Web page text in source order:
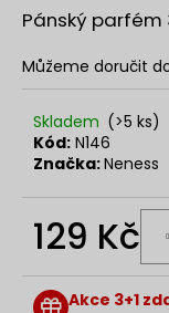
z
5Pánský parfém
Můžeme doručit
Skladem (>5 ks)
Kód: N146
Značka:Neness
129 Kč
cena:
Akce 3+1
u
e
e
129
Kč